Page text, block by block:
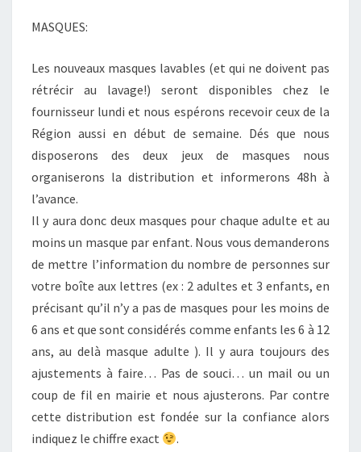
MASQUES:
Les nouveaux masques lavables (et qui ne doivent pas
rétrécir au lavage!) seront disponibles chez le
fournisseur lundi et nous espérons recevoir ceux de la
Région aussi en début de semaine. Dés que nous
disposerons des deux jeux de masques nous
organiserons la distribution et informerons 48h à
l’avance.
Il y aura donc deux masques pour chaque adulte et au
moins un masque par enfant. Nous vous demanderons
de mettre l’information du nombre de personnes sur
votre boîte aux lettres (ex : 2 adultes et 3 enfants, en
précisant qu’il n’y a pas de masques pour les moins de
6 ans et que sont considérés comme enfants les 6 à 12
ans, au delà masque adulte ). Il y aura toujours des
ajustements à faire… Pas de souci… un mail ou un
coup de fil en mairie et nous ajusterons. Par contre
cette distribution est fondée sur la confiance alors
indiquez le chiffre exact
.